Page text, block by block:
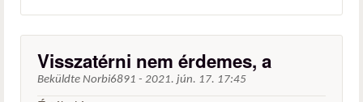
Visszatérni nem érdemes, a
Beküldte Norbi6891 - 2021. jún. 17. 17:45